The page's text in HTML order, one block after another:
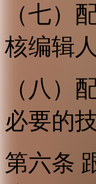
（七）
核编辑
（八）
必要的
第六条